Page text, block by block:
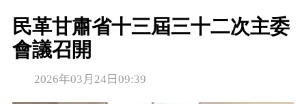
民革甘肅省十三屆三十二次主委
會議召開
2026年03月24日09:39